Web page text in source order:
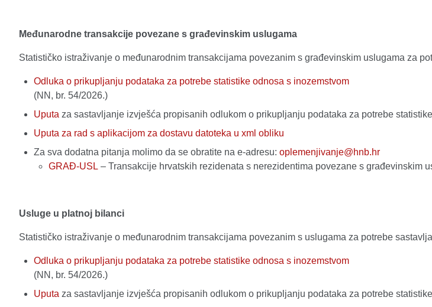
Međunarodne transakcije povezane s građevinskim uslugama
Statističko istraživanje o međunarodnim transakcijama povezanim s građevinskim uslugama za
Odluka o prikupljanju podataka za potrebe statistike odnosa s inozemstvom
(NN, br. 54/2026.)
Uputa za sastavljanje izvješća propisanih odlukom o prikupljanju podataka za potrebe
Uputa za rad s aplikacijom za dostavu datoteka u xml obliku
Za sva dodatna pitanja molimo da se obratite na e-adresu: oplemenjivanje@hnb.hr
GRAĐ-USL – Transakcije hrvatskih rezidenata s nerezidentima povezane s građevinskim
Usluge u platnoj bilanci
Statističko istraživanje o međunarodnim transakcijama povezanim s uslugama za potrebe
Odluka o prikupljanju podataka za potrebe statistike odnosa s inozemstvom
(NN, br. 54/2026.)
Uputa za sastavljanje izvješća propisanih odlukom o prikupljanju podataka za potrebe